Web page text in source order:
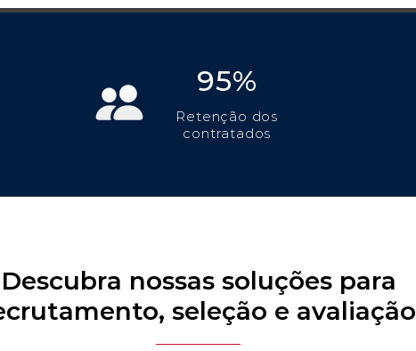
95%
Retenção dos
contratados
Descubra nossas soluções para
seleção e avaliação